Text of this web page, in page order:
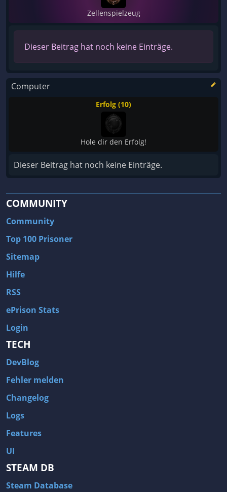
Zellenspielzeug
Dieser Beitrag hat noch keine Einträge.
Computer
Erfolg (10)
Hole dir den Erfolg!
Dieser Beitrag hat noch keine Einträge.
COMMUNITY
Community
Top 100 Prisoner
Sitemap
Hilfe
RSS
ePrison Stats
Login
TECH
DevBlog
Fehler melden
Changelog
Logs
Features
UI
STEAM DB
Steam Database